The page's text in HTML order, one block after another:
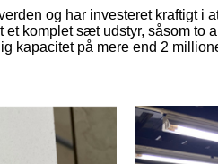
og har investeret kraftigt i
et komplet sæt udstyr, såsom
kapacitet på mere end 2